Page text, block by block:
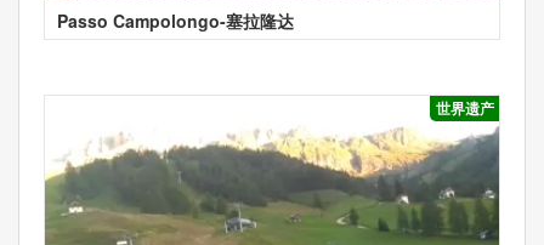
Passo Campolongo-塞拉隆达
世界遗产